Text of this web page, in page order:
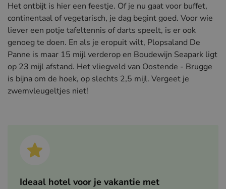
Het ontbijt is hier een feestje. Of je nu gaat voor buffet,
continentaal of vegetarisch, je dag begint goed. Voor wie
liever een potje tafeltennis of darts speelt, is er ook
genoeg te doen. En als je eropuit wilt, Plopsaland De
Panne is maar 15 mijl verderop en Boudewijn Seapark ligt
op 23 mijl afstand. Het vliegveld van Oostende - Brugge
is bijna om de hoek, op slechts 2,5 mijl. Vergeet je
zwemvleugeltjes niet!
Ideaal hotel voor je vakantie met